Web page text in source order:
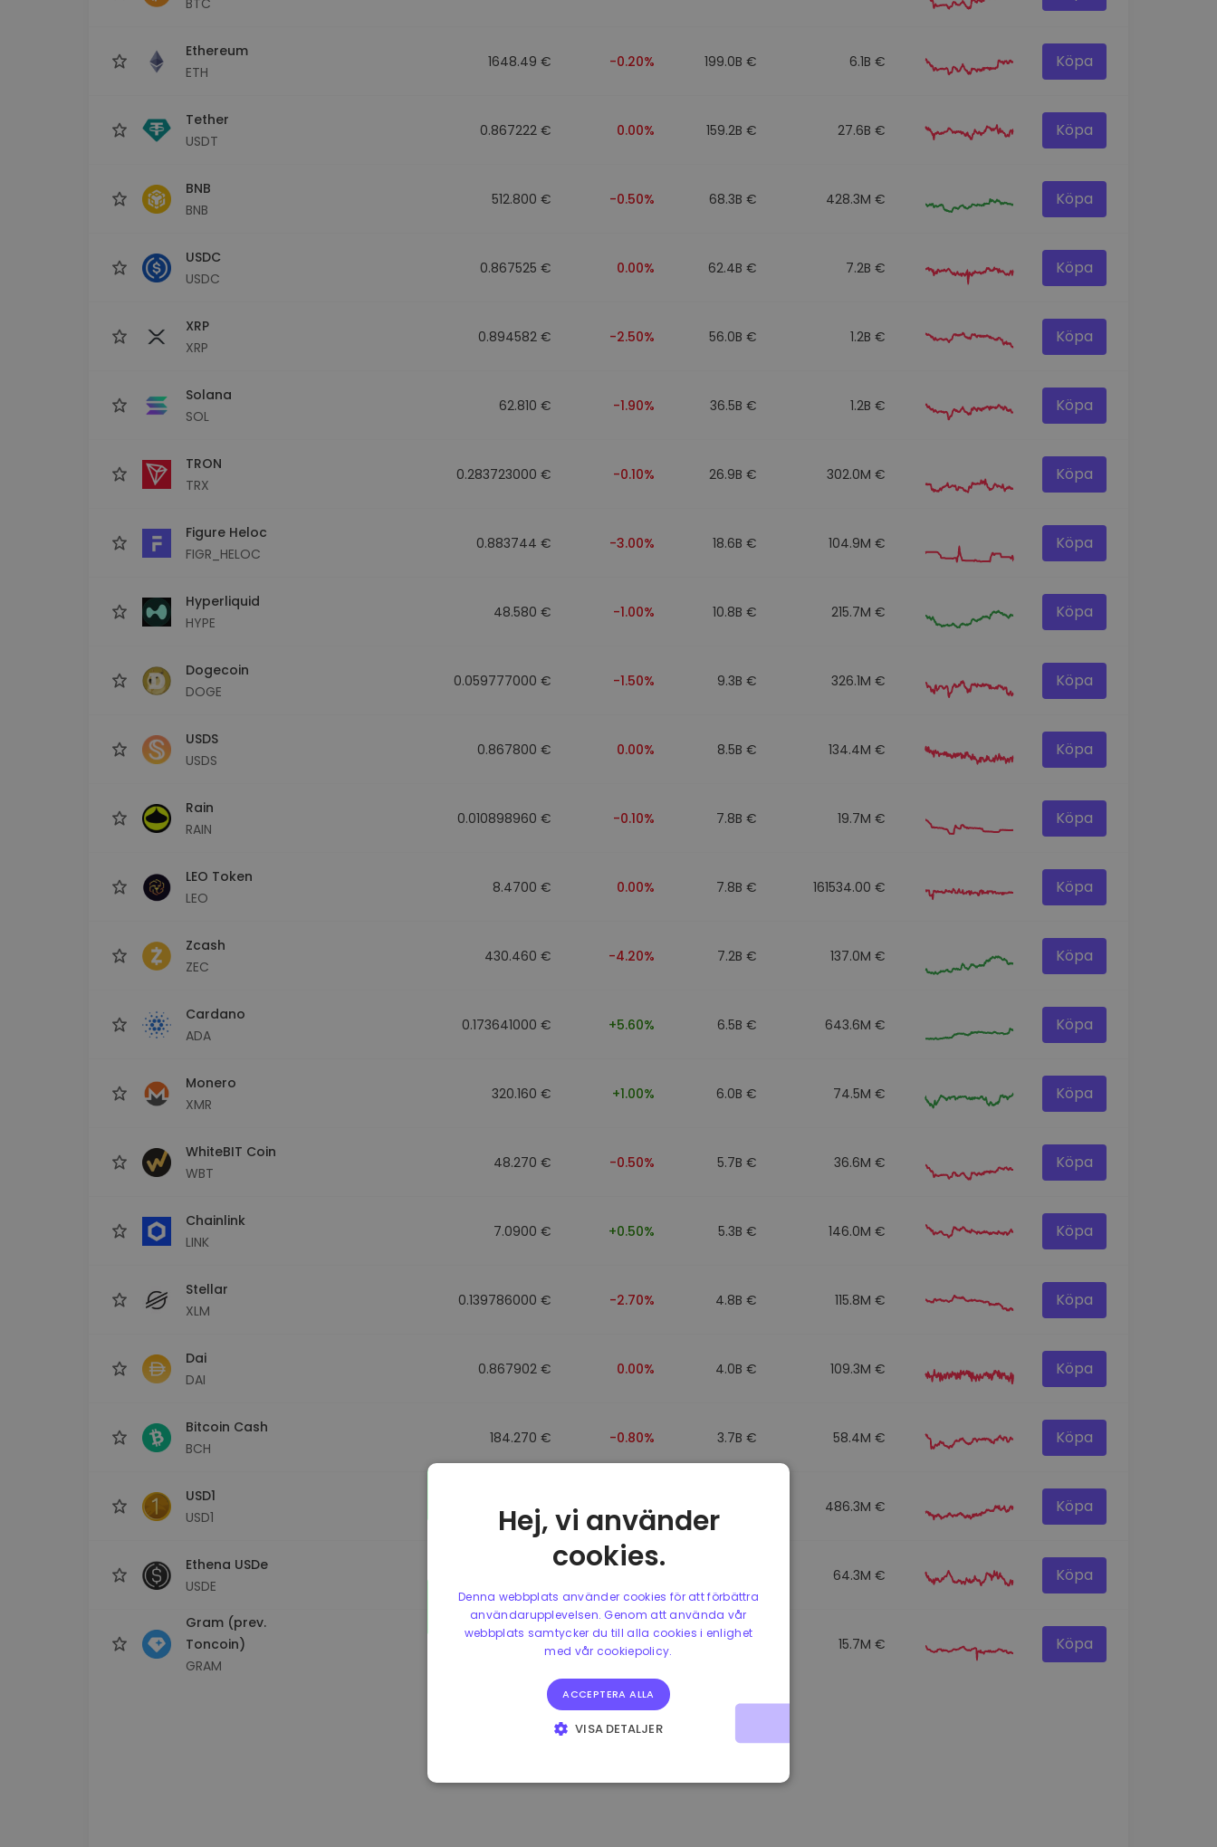
Ethereum
ETH
1648.49 € -0.20% 199.0B € 6.1B € Köpa
Tether
USDT
0.867222 € 0.00% 159.2B € 27.6B € Köpa
BNB
BNB
512.800 € -0.50% 68.3B € 428.3M € Köpa
USDC
USDC
0.867525 € 0.00% 62.4B € 7.2B € Köpa
XRP
XRP
0.894582 € -2.50% 56.0B € 1.2B € Köpa
Solana
SOL
62.810 € -1.90% 36.5B € 1.2B € Köpa
TRON
TRX
0.283723000 € -0.10% 26.9B € 302.0M € Köpa
Figure Heloc
FIGR_HELOC
0.883744 € -3.00% 18.6B € 104.9M € Köpa
Hyperliquid
HYPE
48.580 € -1.00% 10.8B € 215.7M € Köpa
Dogecoin
DOGE
0.059777000 € -1.50% 9.3B € 326.1M € Köpa
USDS
USDS
0.867800 € 0.00% 8.5B € 134.4M € Köpa
Rain
RAIN
0.010898960 € -0.10% 7.8B € 19.7M € Köpa
LEO Token
LEO
8.4700 € 0.00% 7.8B € 161534.00 € Köpa
Zcash
ZEC
430.460 € -4.20% 7.2B € 137.0M € Köpa
Cardano
ADA
0.173641000 € +5.60% 6.5B € 643.6M € Köpa
Monero
XMR
320.160 € +1.00% 6.0B € 74.5M € Köpa
WhiteBIT Coin
WBT
48.270 € -0.50% 5.7B € 36.6M € Köpa
Chainlink
LINK
7.0900 € +0.50% 5.3B € 146.0M € Köpa
Stellar
XLM
0.139786000 € -2.70% 4.8B € 115.8M € Köpa
Dai
DAI
0.867902 € 0.00% 4.0B € 109.3M € Köpa
Bitcoin Cash
BCH
184.270 € -0.80% 3.7B € 58.4M € Köpa
USD1
USD1
0.867510 € 0.00% 486.3M € Köpa
Ethena USDe
USDE
64.3M € Köpa
Gram (prev.
Toncoin)
GRAM
1.190000 € -2.10% 3.3B € 15.7M € Köpa
Hej, vi använder
cookies.
Denna webbplats använder cookies för att förbättra
användarupplevelsen. Genom att använda vår
webbplats samtycker du till alla cookies i enlighet
med vår cookiepolicy.
ACCEPTERA ALLA
VISA DETALJER